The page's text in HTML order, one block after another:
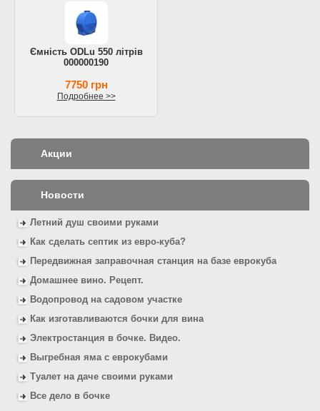
Ємність ODLu 550 літрів
000000190
7750 грн
Подробнее >>
Акции
Новости
Летний душ своими руками
Как сделать септик из евро-куба?
Передвижная заправочная станция на базе еврокуба
Домашнее вино. Рецепт.
Водопровод на садовом участке
Как изготавливаются бочки для вина
Электростанция в бочке. Видео.
Выгребная яма с еврокубами
Туалет на даче своими руками
Все дело в бочке